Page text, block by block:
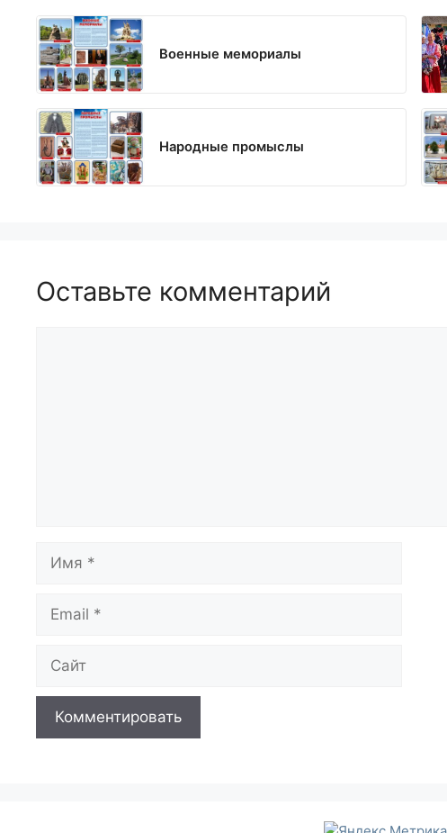
Военные мемориалы
Народные промыслы
Оставьте комментарий